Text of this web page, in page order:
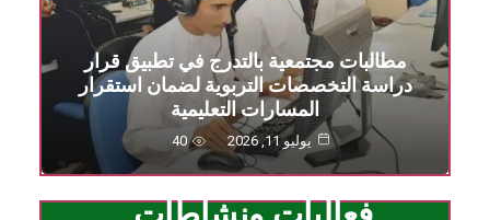
مطالبات مجتمعية بالتدرج في تطبيق قرار
دراسة التخصصات التربوية لضمان استقرار
المسارات التعليمية
يوليو 11, 2026 40